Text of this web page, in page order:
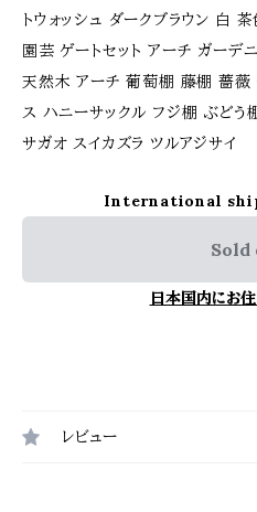
トウォッシュ ダークブラウン 白
園芸 ゲートセット アーチ ガー
天然木 アーチ 葡萄棚 藤棚 薔薇
ス ハニーサックル フジ棚 ぶどう
サガオ スイカズラ ツルアジサイ
International
Sold
日本国内にお
レビュー